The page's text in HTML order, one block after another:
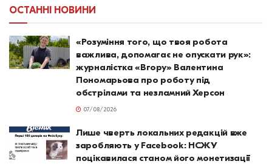
ОСТАННІ НОВИНИ
«Розуміння того, що твоя робота
важлива, допомагає не опускати рук»:
журналістка «Вгору» Валентина
Пономарьова про роботу під
обстрілами та незламний Херсон
07/08/2026
Лише чверть локальних редакцій вже
заробляють у Facebook: НСЖУ
поцікавилася станом його монетизації